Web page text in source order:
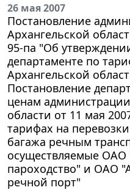
26 мая 2007
Постановление
Архангельской
95-па "Об
департаменте по
Архангельской
Постановление
ценам
области от 11 мая
тарифах на
багажа речным
осуществляемые ОАО
пароходство" и ОАО
речной порт"